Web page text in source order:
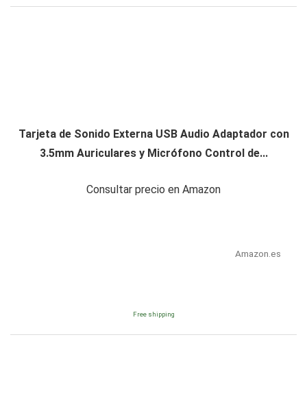
Tarjeta de Sonido Externa USB Audio Adaptador con
3.5mm Auriculares y Micrófono Control de...
Consultar precio en Amazon
Amazon.es
Free shipping